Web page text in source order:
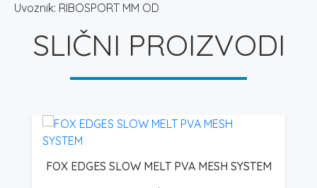
Uvoznik: RIBOSPORT MM OD
SLIČNI PROIZVODI
FOX EDGES SLOW MELT PVA MESH SYSTEM